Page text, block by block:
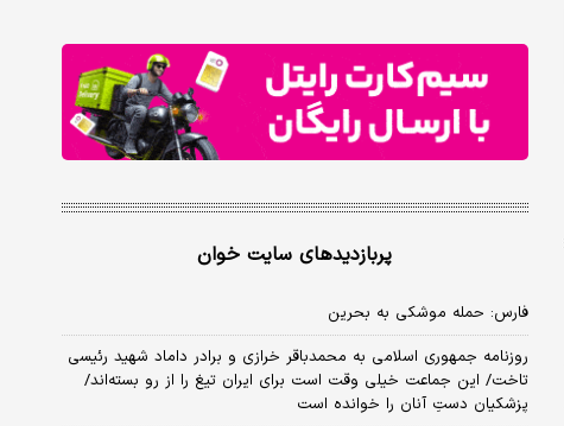
پربازدیدهای سایت خوان
فارس: حمله موشکی به بحرین
روزنامه جمهوری اسلامی به محمدباقر خرازی و برادر داماد شهید رئیسی
تاخت/ این جماعت خیلی وقت است برای ایران تیغ را از رو بسته‌اند/
پزشکیان دستِ آنان را خوانده است